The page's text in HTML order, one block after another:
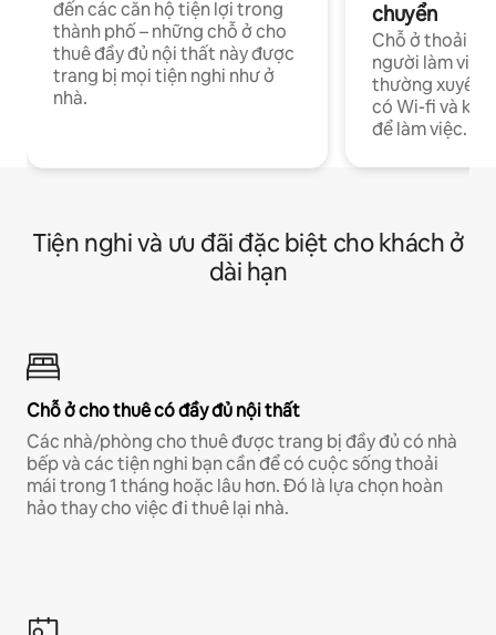
đến các căn hộ tiện lợi trong
thành phố – những chỗ ở cho
thuê đầy đủ nội thất này được
trang bị mọi tiện nghi như ở
nhà.
chuyển
Chỗ ở thoải
người làm việc
thường xuyên
có Wi-fi và
để làm việc.
Tiện nghi và ưu đãi đặc biệt cho khách ở
dài hạn
Chỗ ở cho thuê có đầy đủ nội thất
Các nhà/phòng cho thuê được trang bị đầy đủ có nhà
bếp và các tiện nghi bạn cần để có cuộc sống thoải
mái trong 1 tháng hoặc lâu hơn. Đó là lựa chọn hoàn
hảo thay cho việc đi thuê lại nhà.